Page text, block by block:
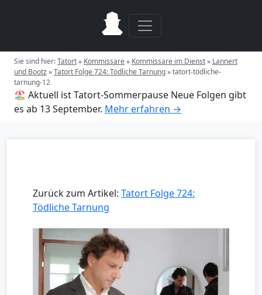
Sie sind hier:Tatort» Kommissare» Kommissare im Dienst» Lannert
und Bootz»Tatort Folge 724: Tödliche Tarnung»tatort-tödliche-
tarnung-12
🏖️ Aktuell ist Tatort-Sommerpause Neue Folgen gibt
es ab 13 September. Mehr erfahren →
Zurück zum Artikel: Tatort Folge 724:
Tödliche Tarnung